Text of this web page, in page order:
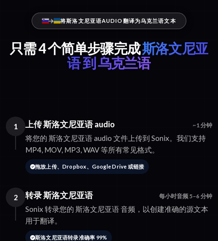
将斯洛文尼亚语AUDIO翻译为乌克兰语文本
只需 4 个简单步骤完成斯洛文尼亚
语 到 乌克兰语
1 上传 斯洛文尼亚语 audio ~1 分钟
将您的 斯洛文尼亚语 audio 文件上传到 Sonix。我们支持
MP4, MOV, MP3, WAV 等所有常见格式。
拖放上传、Dropbox、Google Drive 或链接
2 转录 斯洛文尼亚语 每小时音频 5–6 分钟
Sonix 转录您的 斯洛文尼亚语 音频，以创建准确的源文本
用于翻译。
斯洛文尼亚语转录准确率 99%